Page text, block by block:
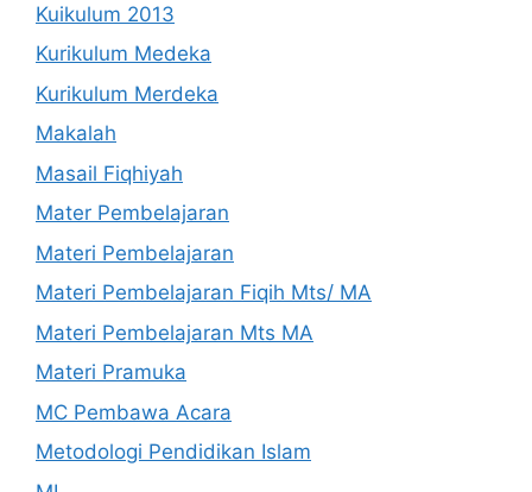
Kuikulum 2013
Kurikulum Medeka
Kurikulum Merdeka
Makalah
Masail Fiqhiyah
Mater Pembelajaran
Materi Pembelajaran
Materi Pembelajaran Fiqih Mts/ MA
Materi Pembelajaran Mts MA
Materi Pramuka
MC Pembawa Acara
Metodologi Pendidikan Islam